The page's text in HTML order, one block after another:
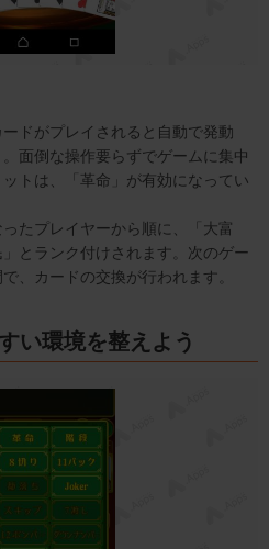
ドがプレイされると自動で発動
面倒な操作要らずでゲームに集中
トは、「革命」が有効になってい
たプレイヤーから順に、「大富
とランク付けされます。次のゲー
、カードの交換が行われます。
い環境を整えよう